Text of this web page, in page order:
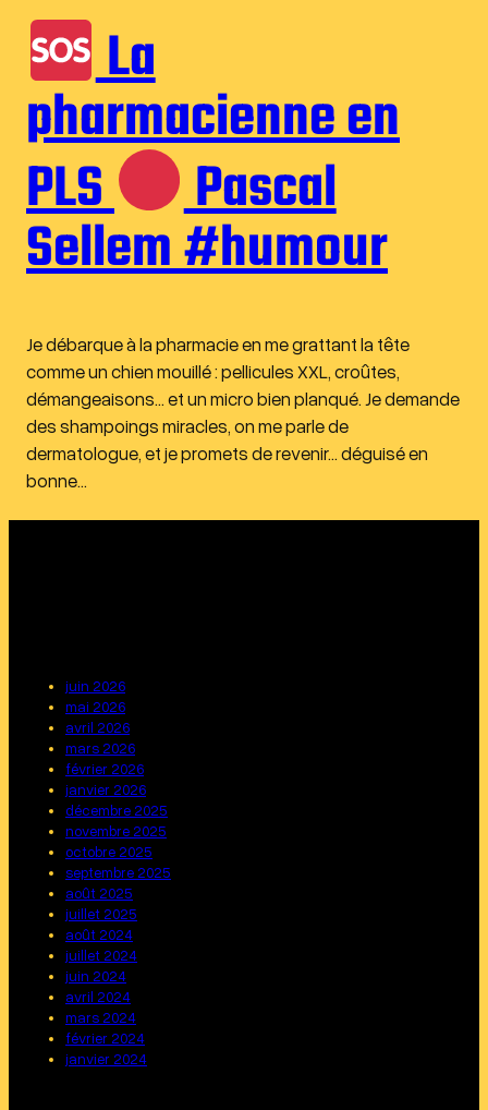
La
pharmacienne en
PLS Pascal
Sellem #humour
Je débarque à la pharmacie en me grattant la tête
comme un chien mouillé : pellicules XXL, croûtes,
démangeaisons… et un micro bien planqué. Je demande
des shampoings miracles, on me parle de
dermatologue, et je promets de revenir… déguisé en
bonne…
juin 2026
mai 2026
avril 2026
mars 2026
février 2026
janvier 2026
décembre 2025
novembre 2025
octobre 2025
septembre 2025
août 2025
juillet 2025
août 2024
juillet 2024
juin 2024
avril 2024
mars 2024
février 2024
janvier 2024